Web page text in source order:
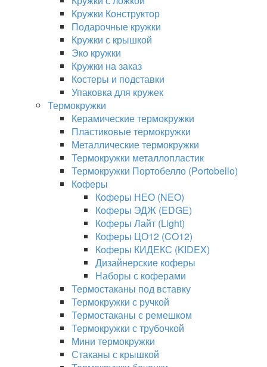
Кружки Конструктор
Подарочные кружки
Кружки с крышкой
Эко кружки
Кружки на заказ
Костеры и подставки
Упаковка для кружек
Термокружки
Керамические термокружки
Пластиковые термокружки
Металлические термокружки
Термокружки металлопластик
Термокружки Портобелло (Portobello)
Коферы
Коферы НЕО (NEO)
Коферы ЭДЖ (EDGE)
Коферы Лайт (Light)
Коферы ЦО12 (CO12)
Коферы КИДЕКС (KIDEX)
Дизайнерские коферы
Наборы с коферами
Термостаканы под вставку
Термокружки с ручкой
Термостаканы с ремешком
Термокружки с трубочкой
Мини термокружки
Стаканы с крышкой